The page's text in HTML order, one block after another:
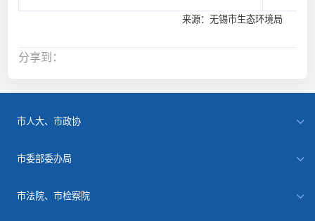
来源：无锡市生态环境局
分享到：
市人大、市政协
市委部委办局
市法院、市检察院